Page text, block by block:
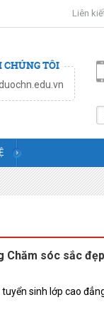
Liên
CHÚNG TÔI
Chăm sóc sắc đẹp
sinh lớp cao